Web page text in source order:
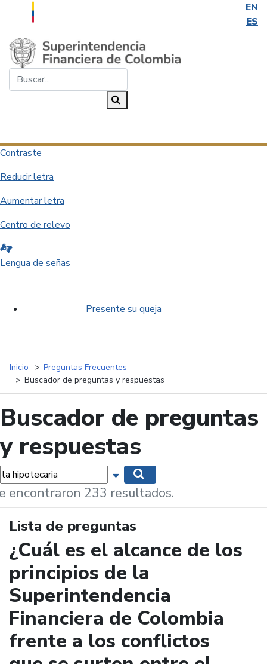
EN
ES
Saltar al contenido principal
Contraste
Reducir letra
Aumentar letra
Centro de relevo
Lengua de señas
Presente su queja
Inicio
Preguntas Frecuentes
Buscador de preguntas y respuestas
Buscador de preguntas
y respuestas
Mostrar opciones de búsqueda
encontraron 233 resultados.
Lista de preguntas
¿Cuál es el alcance de los
principios de la
Superintendencia
Financiera de Colombia
frente a los conflictos